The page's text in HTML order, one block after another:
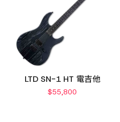
LTD SN-1 HT 電吉他
$55,800